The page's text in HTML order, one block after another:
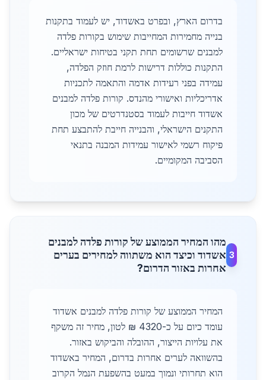
בדרום הארץ, ובפרט באשדוד, יש לעמוד בתקנות
בנייה מחמירות המחייבות שימוש בקורות פלדה
למבנים שרשומים תחת תקני בטיחות ישראליים.
התקנות כוללות דרישות לרמת חוזק הפלדה,
עמידה בפני רעידות אדמה והתאמה לתכניות
אדריכליות ואישורי מהנדס. קורות פלדה למבנים
אשדוד חייבות לעמוד בסטנדרטים של מכון
התקנים הישראלי, והבנייה חייבת להתבצע תחת
פיקוח רשמי לאישור עמידות המבנה בתנאי
הסביבה המקומיים.
3
מהו המחיר הממוצע של קורות פלדה למבנים
אשדוד וכיצד הוא משתווה למחירים בערים
אחרות באזור הדרום?
המחיר הממוצע של קורות פלדה למבנים אשדוד
עומד כיום על כ-4320 ₪ לטון, מחיר זה משקף
את עלויות הייצור, ההובלה והביקוש באזור.
בהשוואה לערים אחרות בדרום, המחיר באשדוד
הוא תחרותי ונמוך במעט בהשפעת הנמל הקרוב